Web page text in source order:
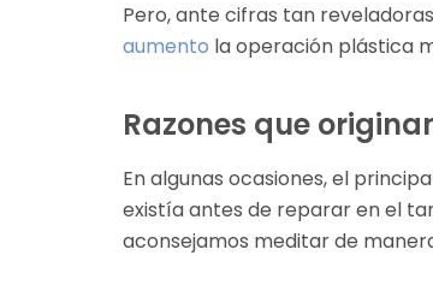
Pero, ante cifras tan
aumento la operación plástica
Razones que
En algunas ocasiones, el
existía antes de reparar en el
aconsejamos meditar de